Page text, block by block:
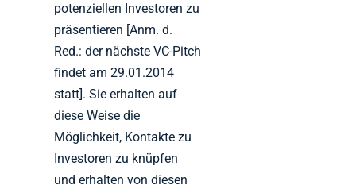
potenziellen Investoren zu
präsentieren [Anm. d.
Red.: der nächste VC-Pitch
findet am 29.01.2014
statt]. Sie erhalten auf
diese Weise die
Möglichkeit, Kontakte zu
Investoren zu knüpfen
und erhalten von diesen